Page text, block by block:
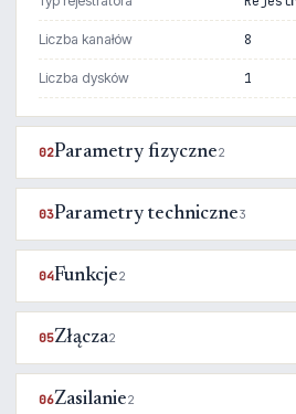
Liczba kanałów 8
Liczba dysków 1
02Parametry fizyczne2
03Parametry techniczne3
04Funkcje2
05Złącza2
06Zasilanie2